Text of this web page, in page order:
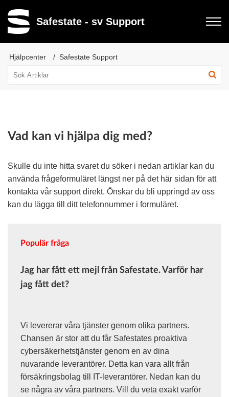
Safestate - sv Support
Hjälpcenter Safestate Support
Vad kan vi hjälpa dig med?
Skulle du inte hitta svaret du söker i nedan artiklar kan du
använda frågeformuläret längst ner på det här sidan för att
kontakta vår support direkt. Önskar du bli uppringd av oss
kan du lägga till ditt telefonnummer i formuläret.
Populär fråga
Jag har fått ett mejl från Safestate. Varför har
jag fått det?
Vi levererar våra tjänster genom olika partners.
Chansen är stor att du får Safestates proaktiva
cybersäkerhetstjänster genom en av dina
nuvarande leverantörer. Detta kan vara allt från
försäkringsbolag till IT-leverantörer. Nedan kan du
se några av våra partners. Vill du veta exakt varför